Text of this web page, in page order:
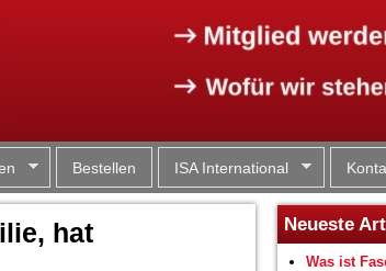
Bestellen ISA International
hat
Neueste
Was ist